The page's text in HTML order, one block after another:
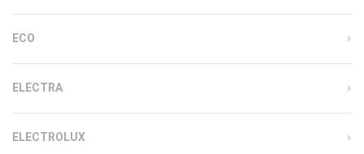
ECO
ELECTRA
ELECTROLUX